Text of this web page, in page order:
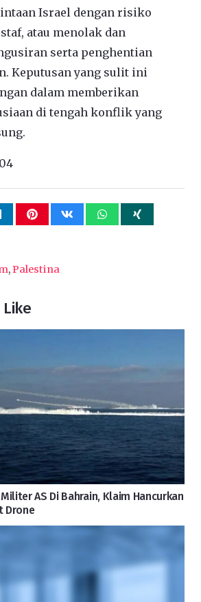
Israel dengan risiko
atau menolak dan
serta penghentian
Keputusan yang sulit ini
dalam memberikan
di tengah konflik yang
,Palestina
Like
AS Di Bahrain, Klaim Hancurkan
Drone